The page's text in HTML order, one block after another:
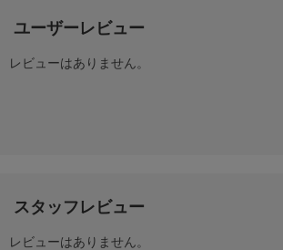
ユーザーレビュー
レビューはありません。
スタッフレビュー
レビューはありません。